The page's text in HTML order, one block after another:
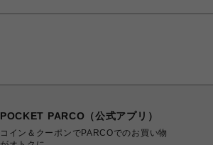
POCKET PARCO（公式アプリ）
コイン＆クーポンでPARCOでのお買い物